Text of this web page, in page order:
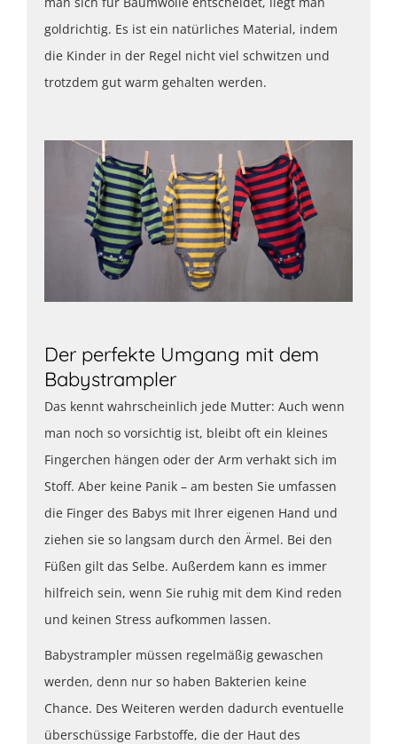
goldrichtig. Es ist ein natürliches Material, indem
die Kinder in der Regel nicht viel schwitzen und
trotzdem gut warm gehalten werden.
Der perfekte Umgang mit dem
Babystrampler
Das kennt wahrscheinlich jede Mutter: Auch wenn
man noch so vorsichtig ist, bleibt oft ein kleines
Fingerchen hängen oder der Arm verhakt sich im
Stoff. Aber keine Panik – am besten Sie umfassen
die Finger des Babys mit Ihrer eigenen Hand und
ziehen sie so langsam durch den Ärmel. Bei den
Füßen gilt das Selbe. Außerdem kann es immer
hilfreich sein, wenn Sie ruhig mit dem Kind reden
und keinen Stress aufkommen lassen.
Babystrampler müssen regelmäßig gewaschen
werden, denn nur so haben Bakterien keine
Chance. Des Weiteren werden dadurch eventuelle
überschüssige Farbstoffe, die der Haut des